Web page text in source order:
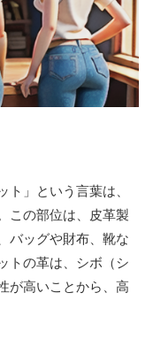
」という言葉は、
この部位は、皮革製
バッグや財布、靴な
トの革は、シボ（シ
が高いことから、高